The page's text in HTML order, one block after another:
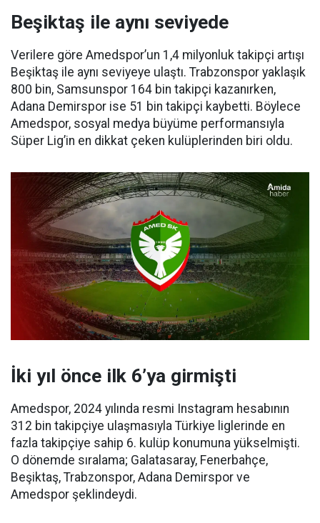
Beşiktaş ile aynı seviyede
Verilere göre Amedspor’un 1,4 milyonluk takipçi artışı
Beşiktaş ile aynı seviyeye ulaştı. Trabzonspor yaklaşık
800 bin, Samsunspor 164 bin takipçi kazanırken,
Adana Demirspor ise 51 bin takipçi kaybetti. Böylece
Amedspor, sosyal medya büyüme performansıyla
Süper Lig’in en dikkat çeken kulüplerinden biri oldu.
İki yıl önce ilk 6’ya girmişti
Amedspor, 2024 yılında resmi Instagram hesabının
312 bin takipçiye ulaşmasıyla Türkiye liglerinde en
fazla takipçiye sahip 6. kulüp konumuna yükselmişti.
O dönemde sıralama; Galatasaray, Fenerbahçe,
Beşiktaş, Trabzonspor, Adana Demirspor ve
Amedspor şeklindeydi.